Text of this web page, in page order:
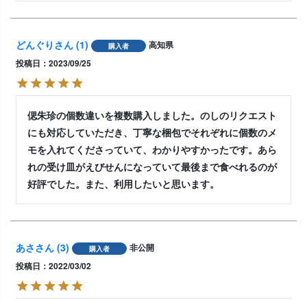
どんぐり 1 購入者
高知県
投稿日
2023/09/25
偲朱珍の個数違いを複数購入しました。のしのリクエスト
にも対応していただき、丁寧な梱包でそれぞれに個数のメ
モを入れてくださっていて、わかりやすかったです。あら
れの受け皿がえびせんになっていて最後まで食べれるのが
好評でした。また、利用したいと思います。
あさ 3 購入者
非公開
投稿日
2022/03/02